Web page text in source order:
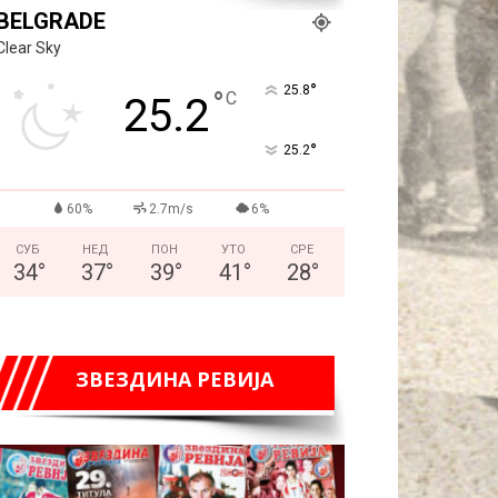
Sky
25.2°C 25.8°
25.2°
60% 2.7m/s 6%
СУБ
34°
НЕД
37°
ПОН
39°
УТО
41 °
СРЕ
28°
ЗВЕЗДИНА РЕВИЈА